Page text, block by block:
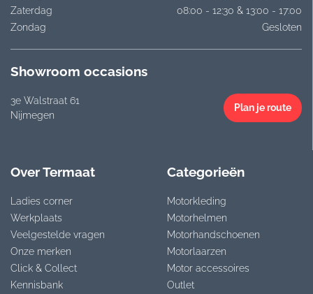
Zaterdag
08:00 - 12:30 & 13:00 - 17:00
Zondag
Gesloten
Showroom occasions
3e Walstraat 61
Nijmegen
Plan je route
Over Termaat
Ladies corner
Werkplaats
Veelgestelde vragen
Onze merken
Click & Collect
Kennisbank
Categorieën
Motorkleding
Motorhelmen
Motorhandschoenen
Motorlaarzen
Motor accessoires
Outlet